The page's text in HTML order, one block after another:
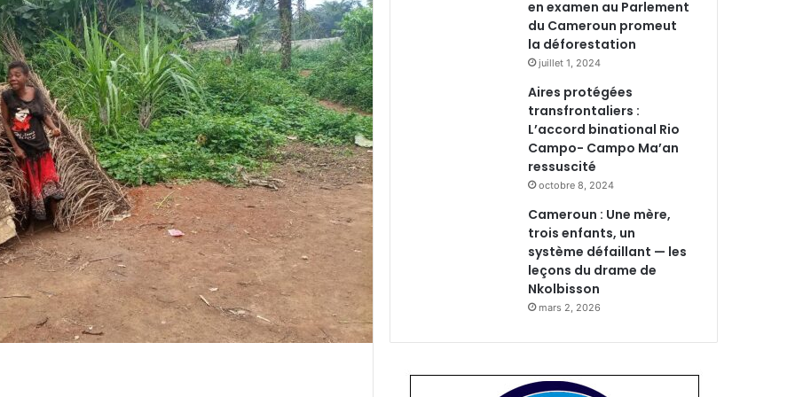
en examen au Parlement
du Cameroun promeut
la déforestation
juillet 1, 2024
Aires protégées
transfrontaliers :
L’accord binational Rio
Campo- Campo Ma’an
ressuscité
octobre 8, 2024
Cameroun : Une mère,
trois enfants, un
système défaillant — les
leçons du drame de
Nkolbisson
mars 2, 2026